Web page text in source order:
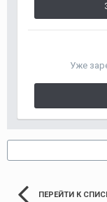
Уже
ПЕРЕЙТИ К